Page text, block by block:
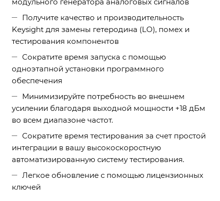
Получите качество и производительность
Keysight для замены гетеродина (LO), помех и
тестирования компонентов
Сократите время запуска с помощью
одноэтапной установки программного
обеспечения
Минимизируйте потребность во внешнем
усилении благодаря выходной мощности +18 дБм
во всем диапазоне частот.
Сократите время тестирования за счет простой
интеграции в вашу высокоскоростную
автоматизированную систему тестирования.
Легкое обновление с помощью лицензионных
ключей